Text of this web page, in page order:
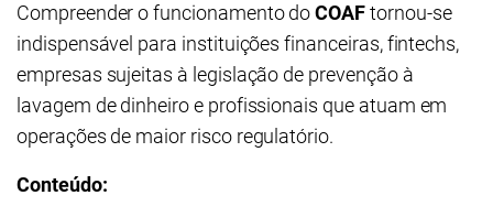
Compreender o funcionamento doCOAFtornou-se
indispensável para instituições financeiras, fintechs,
empresas sujeitas à legislação de prevenção à
lavagem de dinheiro e profissionais que atuam em
operações de maior risco regulatório.
Conteúdo: